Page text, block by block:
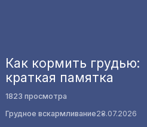
Как кормить грудью:
краткая памятка
1823 просмотра
Грудное вскармливание28.07.2026